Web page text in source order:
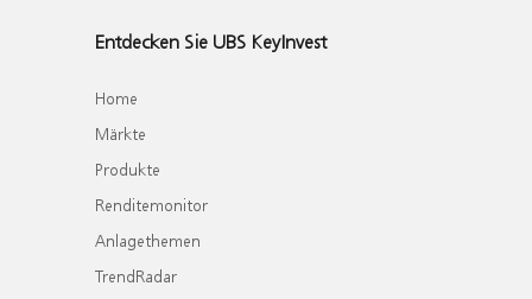
Entdecken Sie UBS KeyInvest
Home
Märkte
Produkte
Renditemonitor
Anlagethemen
TrendRadar